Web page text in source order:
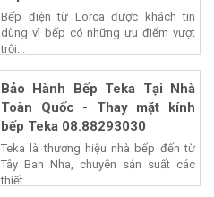
Bếp điện từ Lorca được khách tin
dùng vì bếp có những ưu điểm vượt
trội...
Bảo Hành Bếp Teka Tại Nhà
Toàn Quốc - Thay mặt kính
bếp Teka 08.88293030
Teka là thương hiệu nhà bếp đến từ
Tây Ban Nha, chuyên sản suất các
thiết...